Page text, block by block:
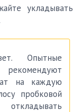
укладывать
Опытные
на каждую
пробковой